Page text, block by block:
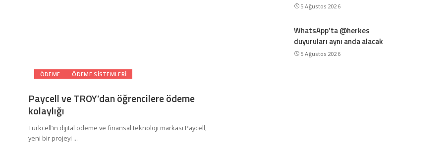
ÖDEME ÖDEME SISTEMLERI
Paycell ve TROY’dan öğrencilere ödeme
kolaylığı
Turkcell’in dijital ödeme ve finansal teknoloji markası Paycell,
yeni bir projeyi ...
5 Ağustos 2026
WhatsApp’ta @herkes
duyuruları aynı anda alacak
5 Ağustos 2026